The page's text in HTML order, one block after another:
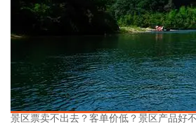
景区票卖不出去？客单价低？景区产品好